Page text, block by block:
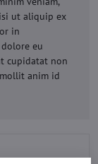
ut aliquip ex
in
eu
cupidatat non
anim id